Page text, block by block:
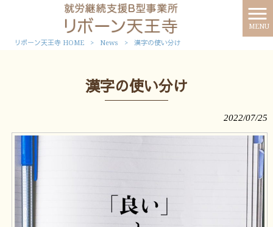
MENU
リボーン天王寺 HOME > News > 漢字の使い分け
漢字の使い分け
2022/07/25